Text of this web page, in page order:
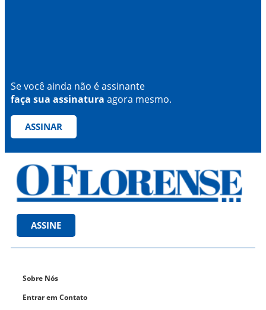
Se você ainda não é assinante
faça sua assinatura agora mesmo.
ASSINAR
ASSINE
Sobre Nós
Entrar em Contato